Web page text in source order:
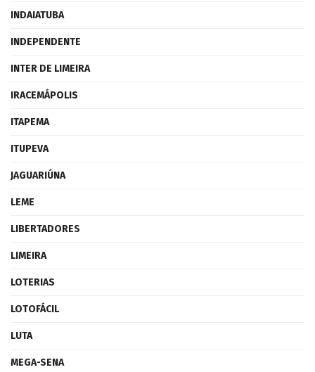
INDAIATUBA
INDEPENDENTE
INTER DE LIMEIRA
IRACEMÁPOLIS
ITAPEMA
ITUPEVA
JAGUARIÚNA
LEME
LIBERTADORES
LIMEIRA
LOTERIAS
LOTOFÁCIL
LUTA
MEGA-SENA